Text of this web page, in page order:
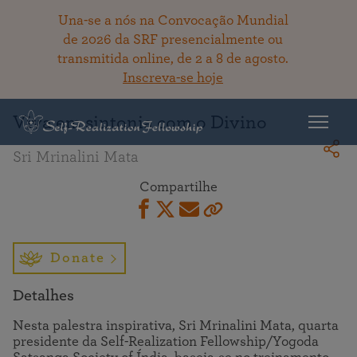
Una-se a nós na Convocação Mundial
de 2026 da SRF presencialmente ou
transmitida online, de 2 a 8 de agosto.
Inscreva-se hoje
Voltar ao acervo
Viva em sintonia com o Divino
Sri Mrinalini Mata
Compartilhe
Donate
Detalhes
Nesta palestra inspirativa, Sri Mrinalini Mata, quarta
presidente da Self-Realization Fellowship/Yogoda